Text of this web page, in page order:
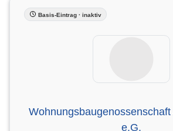
Basis-Eintrag · inaktiv
e.G.